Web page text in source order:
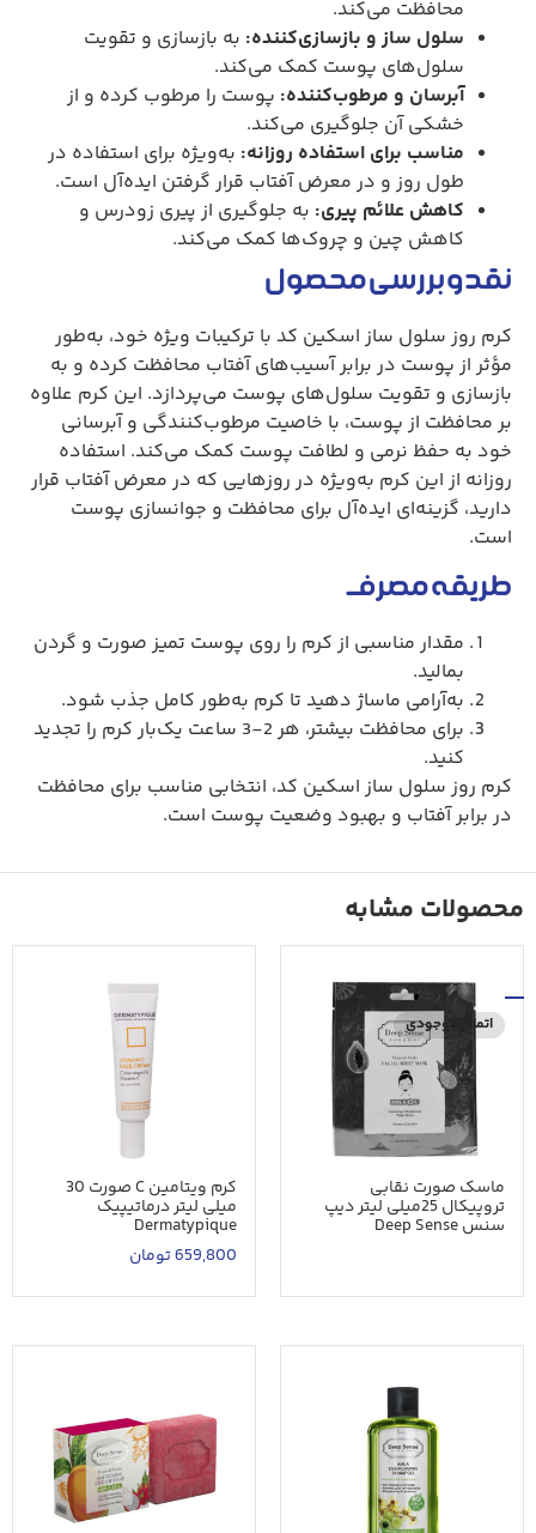
محافظت می‌کند.
سلول ساز و بازسازی‌کننده: به بازسازی و تقویت
سلول‌های پوست کمک می‌کند.
آبرسان و مرطوب‌کننده: پوست را مرطوب کرده و از
خشکی آن جلوگیری می‌کند.
مناسب برای استفاده روزانه: به‌ویژه برای استفاده در
طول روز و در معرض آفتاب قرار گرفتن ایده‌آل است.
کاهش علائم پیری: به جلوگیری از پیری زودرس و
کاهش چین و چروک‌ها کمک می‌کند.
نقد و بررسی محصول
کرم روز سلول ساز اسکین کد با ترکیبات ویژه خود، به‌طور
مؤثر از پوست در برابر آسیب‌های آفتاب محافظت کرده و به
بازسازی و تقویت سلول‌های پوست می‌پردازد. این کرم علاوه
بر محافظت از پوست، با خاصیت مرطوب‌کنندگی و آبرسانی
خود به حفظ نرمی و لطافت پوست کمک می‌کند. استفاده
روزانه از این کرم به‌ویژه در روزهایی که در معرض آفتاب قرار
دارید، گزینه‌ای ایده‌آل برای محافظت و جوانسازی پوست
است.
طریقه مصرف
مقدار مناسبی از کرم را روی پوست تمیز صورت و گردن
بمالید.
به‌آرامی ماساژ دهید تا کرم به‌طور کامل جذب شود.
برای محافظت بیشتر، هر 2-3 ساعت یک‌بار کرم را تجدید
کنید.
کرم روز سلول ساز اسکین کد، انتخابی مناسب برای محافظت
در برابر آفتاب و بهبود وضعیت پوست است.
محصولات مشابه
اتمام موجودی
ماسک صورت نقابی
تروپیکال 25میلی لیتر دیپ
سنس Deep Sense
کرم ویتامین C صورت 30
میلی لیتر درماتیپیک
Dermatypique
659,800تومان